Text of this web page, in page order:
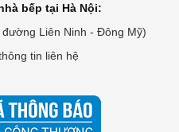
bếp tại Hà Nội:
Liên Ninh - Đông Mỹ)
tin liên hệ